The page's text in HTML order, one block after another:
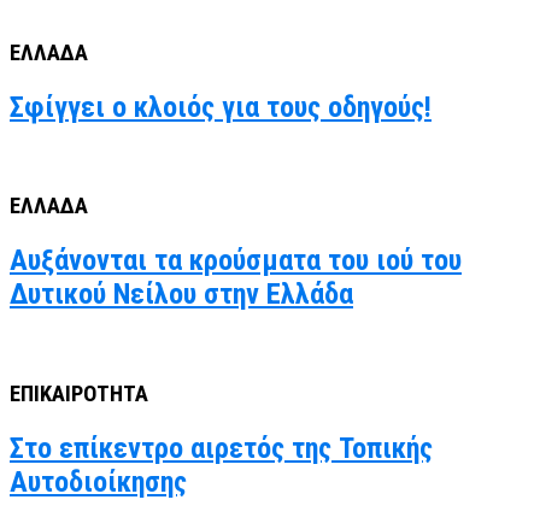
ΕΛΛΑΔΑ
Σφίγγει ο κλοιός για τους οδηγούς!
ΕΛΛΑΔΑ
Αυξάνονται τα κρούσματα του ιού του
Δυτικού Νείλου στην Ελλάδα
ΕΠΙΚΑΙΡΟΤΗΤΑ
Στο επίκεντρο αιρετός της Τοπικής
Αυτοδιοίκησης